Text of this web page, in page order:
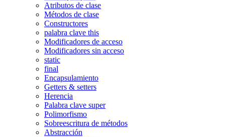
Atributos de clase
Métodos de clase
Constructores
palabra clave this
Modificadores de acceso
Modificadores sin acceso
static
final
Encapsulamiento
Getters & setters
Herencia
Palabra clave super
Polimorfismo
Sobreescritura de métodos
Abstracción